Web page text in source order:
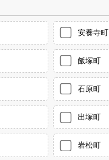
安養寺町
飯塚町
石原町
出塚町
岩松町